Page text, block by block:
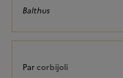
Balthus
Par corbijoli